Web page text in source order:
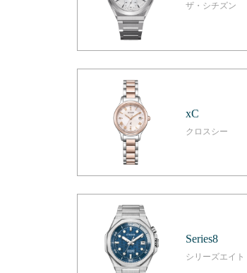
ザ・シチズン
xC
クロスシー
Series8
シリーズエイト